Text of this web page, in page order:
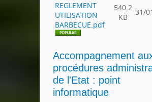
REGLEMENT
UTILISATION
BARBECUE.pdf
540.2
KB
31/
Accompagnement
procédures
de l'Etat : point
informatique